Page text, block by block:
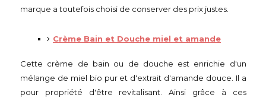
marque a toutefois choisi de conserver des prix justes.
Crème Bain et Douche miel et amande
Cette crème de bain ou de douche est enrichie d'un
mélange de miel bio pur et d'extrait d'amande douce. Il a
pour propriété d'être revitalisant. Ainsi grâce à ces